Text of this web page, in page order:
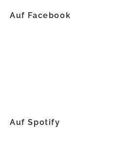
Auf Facebook
Auf Spotify